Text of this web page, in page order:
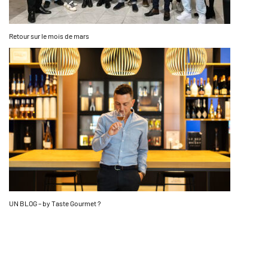
Retour sur le mois de mars
UN BLOG – by Taste Gourmet ?